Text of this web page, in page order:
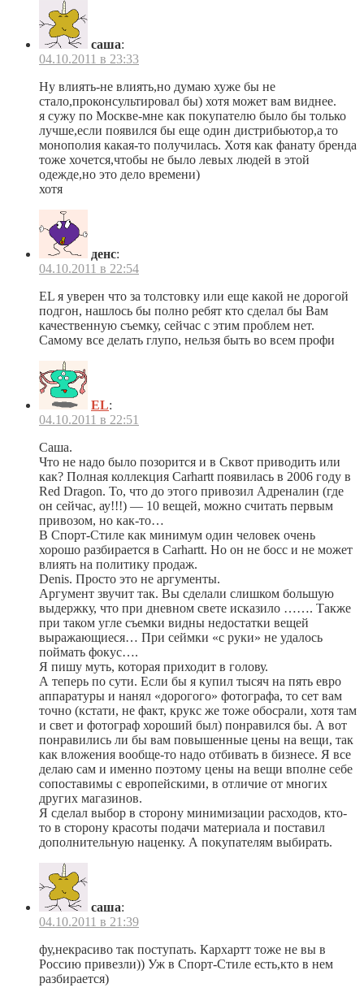
саша:
04.10.2011 в 23:33
Ну влиять-не влиять,но думаю хуже бы не
стало,проконсультировал бы) хотя может вам виднее.
я сужу по Москве-мне как покупателю было бы только
лучше,если появился бы еще один дистрибьютор,а то
монополия какая-то получилась. Хотя как фанату бренда
тоже хочется,чтобы не было левых людей в этой
одежде,но это дело времени)
хотя
денс:
04.10.2011 в 22:54
EL я уверен что за толстовку или еще какой не дорогой
подгон, нашлось бы полно ребят кто сделал бы Вам
качественную съемку, сейчас с этим проблем нет.
Самому все делать глупо, нельзя быть во всем профи
EL:
04.10.2011 в 22:51
Саша.
Что не надо было позорится и в Сквот приводить или
как? Полная коллекция Carhartt появилась в 2006 году в
Red Dragon. То, что до этого привозил Адреналин (где
он сейчас, ау!!!) — 10 вещей, можно считать первым
привозом, но как-то…
В Спорт-Стиле как минимум один человек очень
хорошо разбирается в Carhartt. Но он не босс и не может
влиять на политику продаж.
Denis. Просто это не аргументы.
Аргумент звучит так. Вы сделали слишком большую
выдержку, что при дневном свете исказило ……. Также
при таком угле съемки видны недостатки вещей
выражающиеся… При сеймки «с руки» не удалось
поймать фокус….
Я пишу муть, которая приходит в голову.
А теперь по сути. Если бы я купил тысяч на пять евро
аппаратуры и нанял «дорогого» фотографа, то сет вам
точно (кстати, не факт, крукс же тоже обосрали, хотя там
и свет и фотограф хороший был) понравился бы. А вот
понравились ли бы вам повышенные цены на вещи, так
как вложения вообще-то надо отбивать в бизнесе. Я все
делаю сам и именно поэтому цены на вещи вполне себе
сопоставимы с европейскими, в отличие от многих
других магазинов.
Я сделал выбор в сторону минимизации расходов, кто-
то в сторону красоты подачи материала и поставил
дополнительную наценку. А покупателям выбирать.
саша:
04.10.2011 в 21:39
фу,некрасиво так поступать. Кархартт тоже не вы в
Россию привезли)) Уж в Спорт-Стиле есть,кто в нем
разбирается)